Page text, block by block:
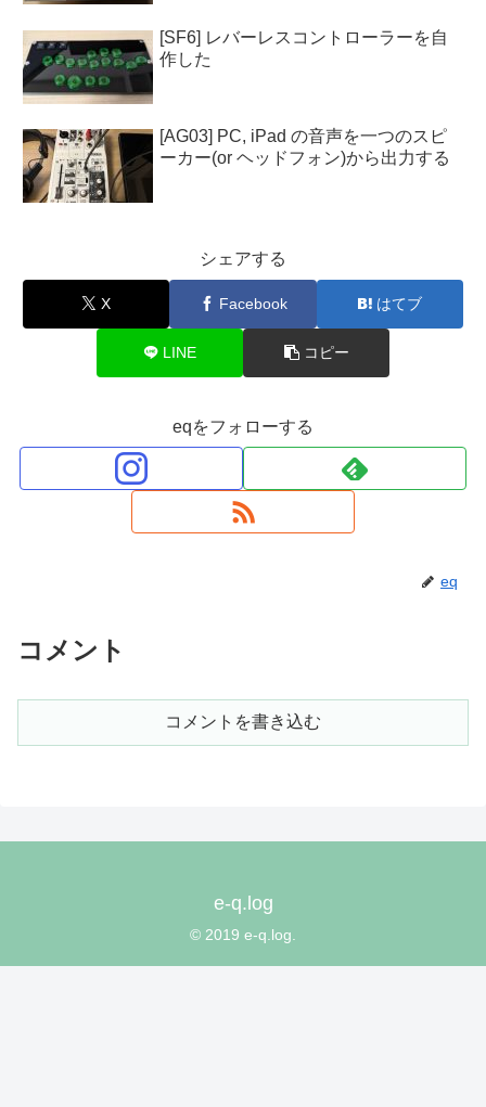
[SF6] レバーレスコントローラーを自
作した
[AG03] PC, iPad の音声を一つのスピ
ーカー(or ヘッドフォン)から出力する
シェアする
X Facebook はてブ
LINE コピー
eqをフォローする
eq
コメント
コメントを書き込む
e-q.log
© 2019 e-q.log.